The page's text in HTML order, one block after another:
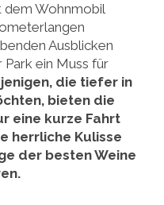
dem Wohnmobil
Ausblicken
ein Muss für
die tiefer in
bieten die
eine kurze Fahrt
herrliche Kulisse
der besten Weine